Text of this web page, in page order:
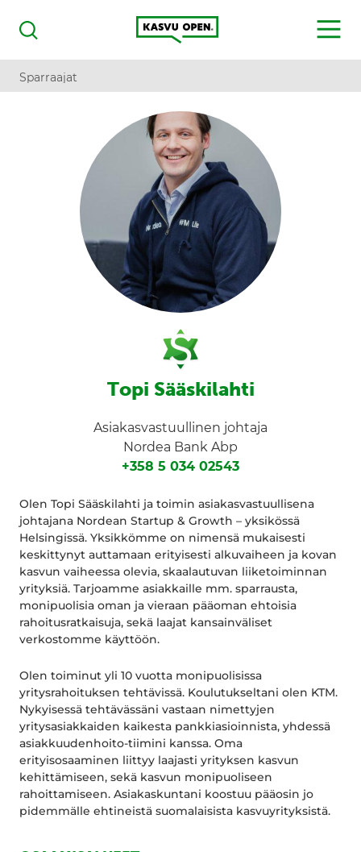
Haku
Kasvu Open
MENU
Sparraajat
Topi Sääskilahti
Asiakasvastuullinen johtaja
Nordea Bank Abp
+358 5 034 02543
Olen Topi Sääskilahti ja toimin asiakasvastuullisena
johtajana Nordean Startup & Growth – yksikössä
Helsingissä. Yksikkömme on nimensä mukaisesti
keskittynyt auttamaan erityisesti alkuvaiheen ja kovan
kasvun vaiheessa olevia, skaalautuvan liiketoiminnan
yrityksiä. Tarjoamme asiakkaille mm. sparrausta,
monipuolisia oman ja vieraan pääoman ehtoisia
rahoitusratkaisuja, sekä laajat kansainväliset
verkostomme käyttöön.
Olen toiminut yli 10 vuotta monipuolisissa
yritysrahoituksen tehtävissä. Koulutukseltani olen KTM.
Nykyisessä tehtävässäni vastaan nimettyjen
yritysasiakkaiden kaikesta pankkiasioinnista, yhdessä
asiakkuudenhoito-tiimini kanssa. Oma
erityisosaaminen liittyy laajasti yrityksen kasvun
kehittämiseen, sekä kasvun monipuoliseen
rahoittamiseen. Asiakaskuntani koostuu pääosin jo
pidemmälle ehtineistä suomalaisista kasvuyrityksistä.